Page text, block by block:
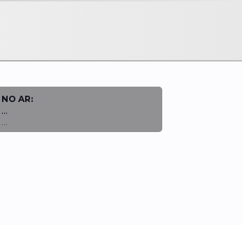
NO AR:
...